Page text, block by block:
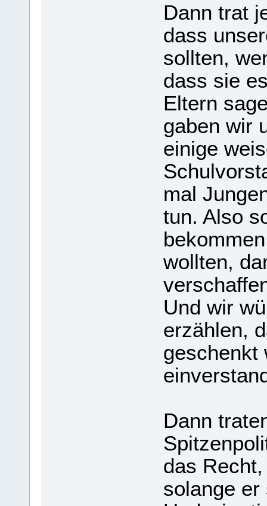
Dann trat
dass
sollten,
dass sie
Eltern
gaben wir
einige
mal
tun. Also
wollten,
Und wir
erzählen,
geschenkt
Dann
das
solange er